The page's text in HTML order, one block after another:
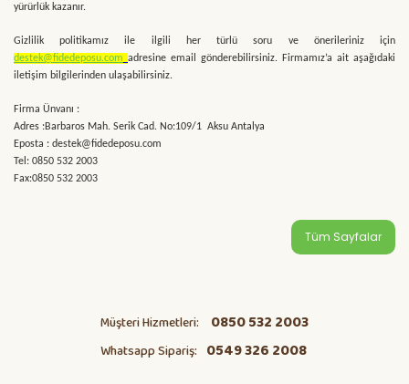
yürürlük kazanır.
Gizlilik politikamız ile ilgili her türlü soru ve önerileriniz için
destek@fidedeposu.com adresine email gönderebilirsiniz. Firmamız’a ait aşağıdaki
iletişim bilgilerinden ulaşabilirsiniz.
Firma Ünvanı :
Adres :Barbaros Mah. Serik Cad. No:109/1 Aksu Antalya
Eposta : destek@fidedeposu.com
Tel: 0850 532 2003
Fax:0850 532 2003
Tüm Sayfalar
Müşteri Hizmetleri: 0850 532 2003
Whatsapp Sipariş: 0549 326 2008